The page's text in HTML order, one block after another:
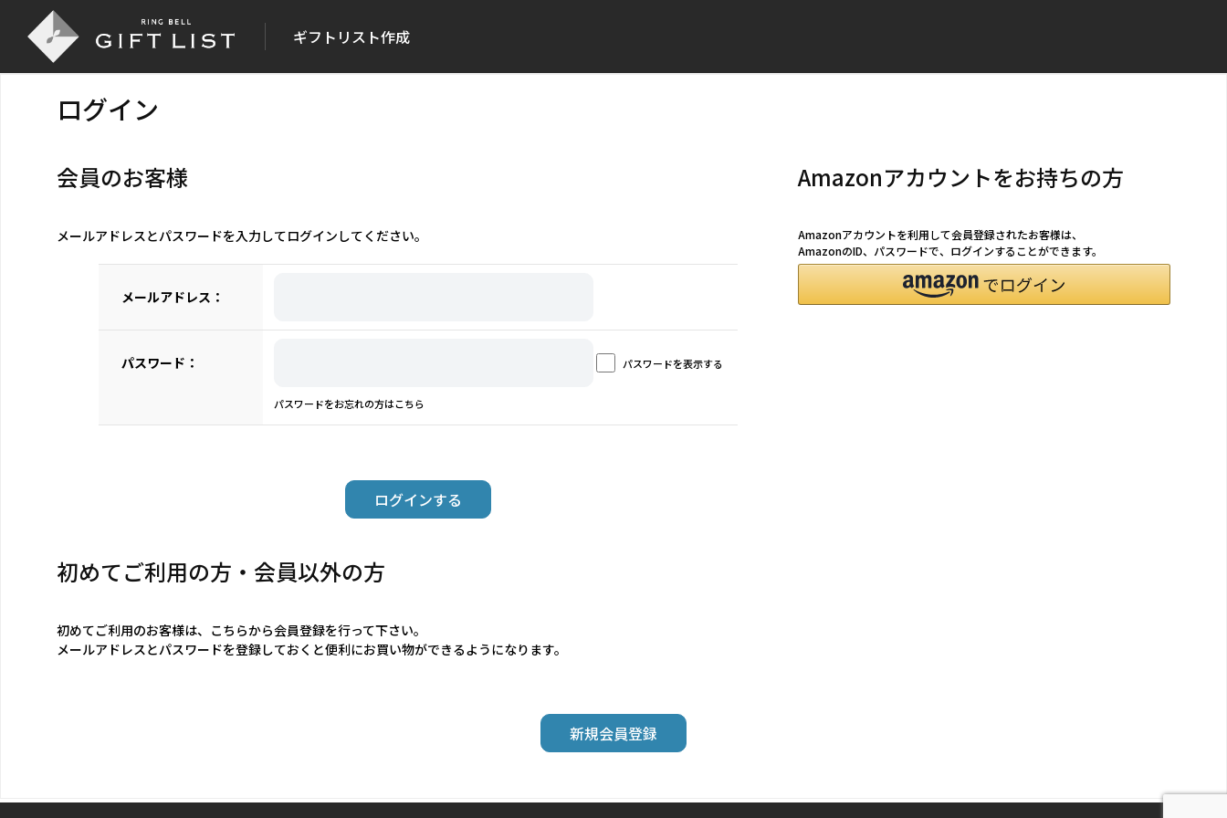
ギフトリスト作成
ログイン
会員のお客様
メールアドレスとパスワードを入力してログインしてください。
メールアドレス：
パスワード： パスワードを表示する
パスワードをお忘れの方はこちら
Amazonアカウントをお持ちの方
Amazonアカウントを利用して会員登録されたお客様は、
AmazonのID、パスワードで、ログインすることができます。
初めてご利用の方・会員以外の方
初めてご利用のお客様は、こちらから会員登録を行って下さい。
メールアドレスとパスワードを登録しておくと便利にお買い物ができるようになります。